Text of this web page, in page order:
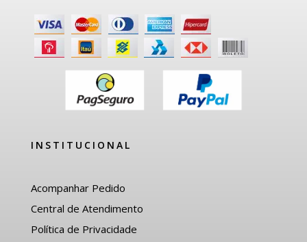
INSTITUCIONAL
Acompanhar Pedido
Central de Atendimento
Política de Privacidade